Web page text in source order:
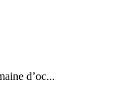
d’oc...